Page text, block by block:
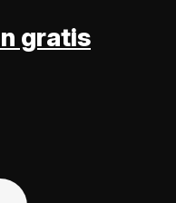
gratis